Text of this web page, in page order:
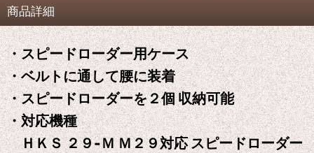
商品詳細
・スピードローダー用ケース
・ベルトに通して腰に装着
・スピードローダーを２個 収納可能
・対応機種
ＨＫＳ ２９-Ｍ Ｍ２９対応 スピードローダー